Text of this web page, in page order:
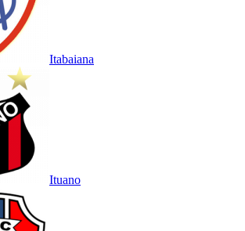
Itabaiana
Ituano